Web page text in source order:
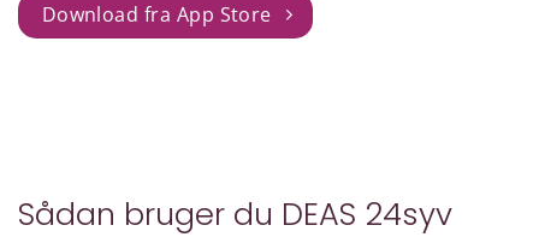
Download fra App Store
Sådan bruger du DEAS 24syv